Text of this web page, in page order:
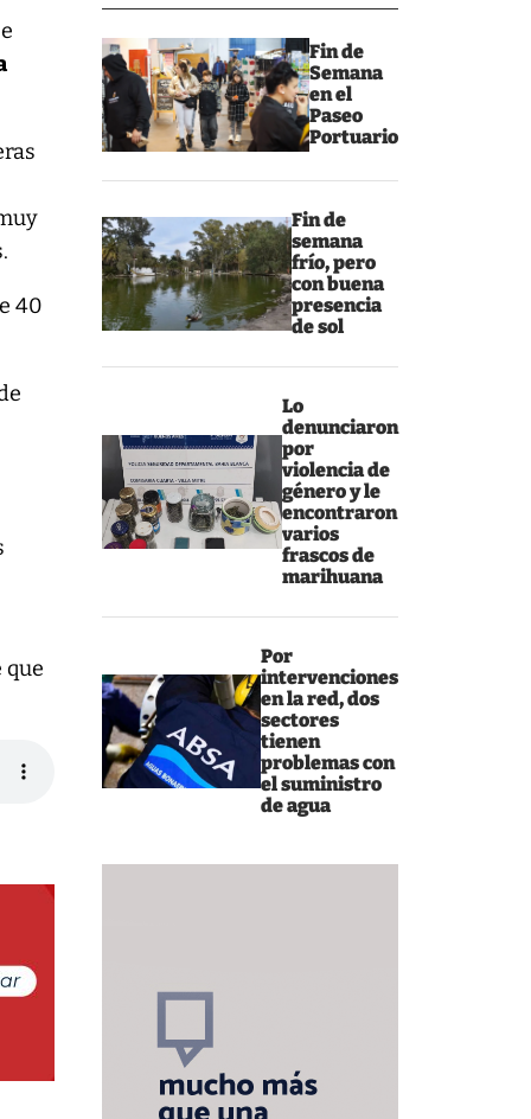
Fin de
Semana
en el
Paseo
Portuario
Fin de
semana
frío, pero
con buena
presencia
de sol
Lo
denunciaron
por
violencia de
género y le
encontraron
varios
frascos de
marihuana
Por
intervenciones
en la red, dos
sectores
tienen
problemas con
el suministro
de agua
40
que